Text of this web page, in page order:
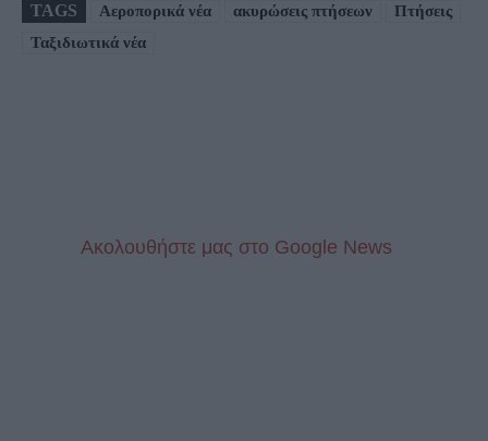
TAGS Αεροπορικά νέα ακυρώσεις πτήσεων
Πτήσεις
Ταξιδιωτικά νέα
Aκολουθήστε μας στo Google News